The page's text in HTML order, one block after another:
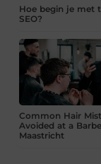
Hoe begin je met
SEO?
Common Hair
Avoided at a
Maastricht